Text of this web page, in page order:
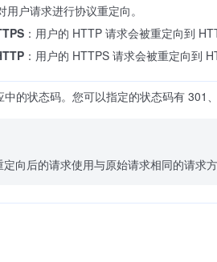
用户请求进行协议重定向。
：用户的 HTTP 请求会被重定向到
：用户的 HTTPS 请求会被重定向到
的状态码。您可以指定的状态码有 301
定向后的请求使用与原始请求相同的请求